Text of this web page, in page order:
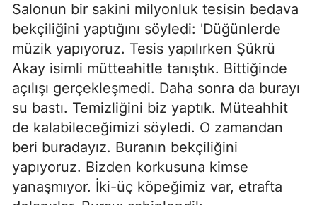
Salonun bir sakini milyonluk tesisin bedava
bekçiliğini yaptığını söyledi: 'Düğünlerde
müzik yapıyoruz. Tesis yapılırken Şükrü
Akay isimli mütteahitle tanıştık. Bittiğinde
açılışı gerçekleşmedi. Daha sonra da burayı
su bastı. Temizliğini biz yaptık. Müteahhit
de kalabileceğimizi söyledi. O zamandan
beri buradayız. Buranın bekçiliğini
yapıyoruz. Bizden korkusuna kimse
yanaşmıyor. İki-üç köpeğimiz var, etrafta